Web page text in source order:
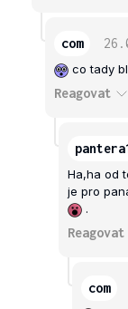
com
co tady
Reagovat
Ha,ha od
je pro
.
Reagovat
com